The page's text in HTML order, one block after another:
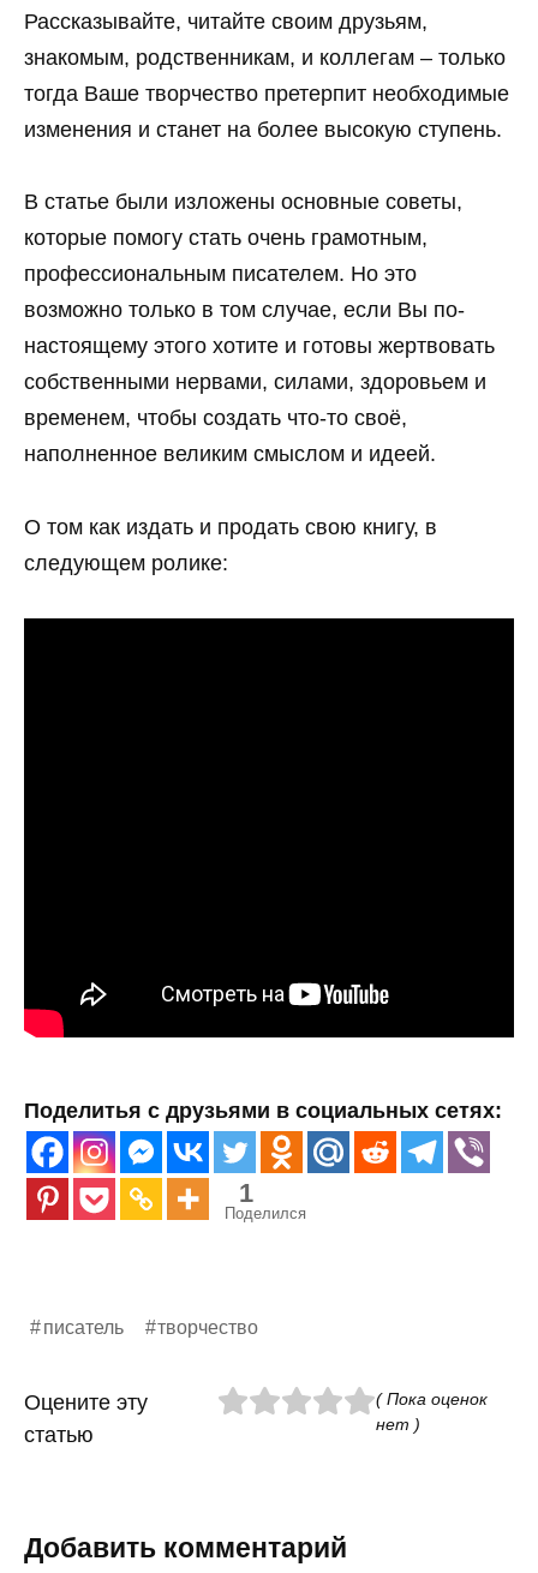
Рассказывайте, читайте своим друзьям,
знакомым, родственникам, и коллегам – только
тогда Ваше творчество претерпит необходимые
изменения и станет на более высокую ступень.
В статье были изложены основные советы,
которые помогу стать очень грамотным,
профессиональным писателем. Но это
возможно только в том случае, если Вы по-
настоящему этого хотите и готовы жертвовать
собственными нервами, силами, здоровьем и
временем, чтобы создать что-то своё,
наполненное великим смыслом и идеей.
О том как издать и продать свою книгу, в
следующем ролике:
Поделитья с друзьями в социальных сетях:
1
Поделился
писатель творчество
Оцените эту
статью
( Пока оценок
нет )
Добавить комментарий